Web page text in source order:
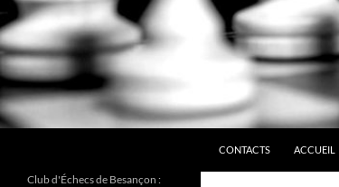
CONTACTS
ACCUEIL
Club d'Échecs de Besançon :